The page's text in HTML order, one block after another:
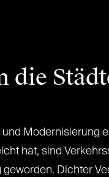
die
Modernisierung
hat, sind
Dichter